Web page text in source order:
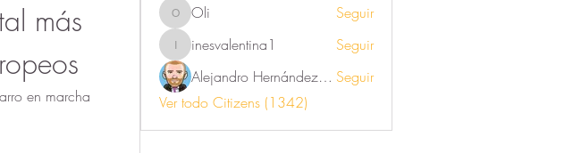
más
en marcha
Oli Oli Seguir
inesvalentina1
inesvalentina1
Seguir
Alejandro Hernández Renner Seguir
Ver todo Citizens (1342)